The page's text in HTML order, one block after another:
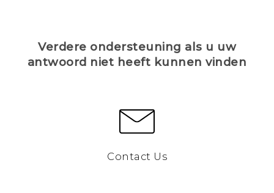
Verdere ondersteuning als u uw
antwoord niet heeft kunnen vinden
Contact Us